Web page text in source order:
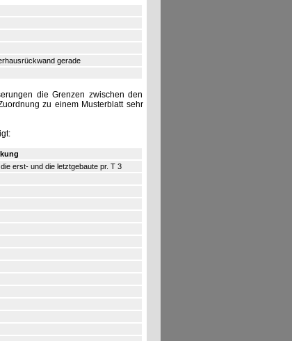
gerade
die Grenzen zwischen den
zu einem Musterblatt sehr
erst- und die letztgebaute pr. T 3